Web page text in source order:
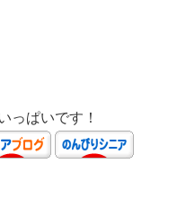
っぱいです！